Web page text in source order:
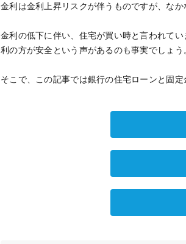
金利は金利上昇リスクが伴うものですが、なか
金利の低下に伴い、住宅が買い時と言われて
利の方が安全という声があるのも事実でしょう
そこで、この記事では銀行の住宅ローンと固